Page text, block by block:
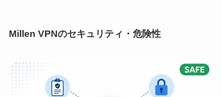
Millen VPNのセキュリティ・危険性